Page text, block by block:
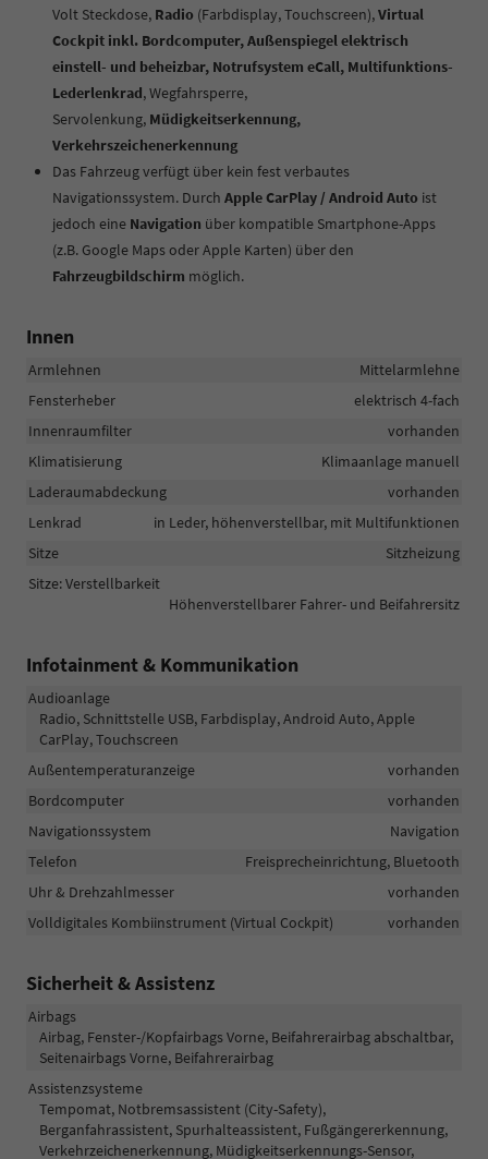
Volt Steckdose, Radio (Farbdisplay, Touchscreen),Virtual
Cockpit inkl. Bordcomputer, Außenspiegel elektrisch
einstell- und beheizbar, Notrufsystem eCall, Multifunktions-
Lederlenkrad, Wegfahrsperre,
Servolenkung, Müdigkeitserkennung,
Verkehrszeichenerkennung
Das Fahrzeug verfügt über kein fest verbautes
Navigationssystem. Durch Apple CarPlay / Android Auto ist
jedoch eine Navigation über kompatible Smartphone-Apps
(z.B. Google Maps oder Apple Karten) über den
Fahrzeugbildschirm möglich.
Innen
Armlehnen
Mittelarmlehne
Fensterheber
elektrisch 4-fach
Innenraumfilter
vorhanden
Klimatisierung
Klimaanlage manuell
Laderaumabdeckung
vorhanden
Lenkrad
in Leder, höhenverstellbar, mit Multifunktionen
Sitze
Sitzheizung
Sitze: Verstellbarkeit
Höhenverstellbarer Fahrer- und Beifahrersitz
Infotainment & Kommunikation
Audioanlage
Radio, Schnittstelle USB, Farbdisplay, Android Auto, Apple
CarPlay, Touchscreen
Außentemperaturanzeige
vorhanden
Bordcomputer
vorhanden
Navigationssystem
Navigation
Telefon
Freisprecheinrichtung, Bluetooth
Uhr & Drehzahlmesser
vorhanden
Volldigitales Kombiinstrument (Virtual Cockpit)
vorhanden
Sicherheit & Assistenz
Airbags
Airbag, Fenster-/Kopfairbags Vorne, Beifahrerairbag abschaltbar,
Seitenairbags Vorne, Beifahrerairbag
Assistenzsysteme
Tempomat, Notbremsassistent (City-Safety),
Berganfahrassistent, Spurhalteassistent, Fußgängererkennung,
Verkehrzeichenerkennung, Müdigkeitserkennungs-Sensor,